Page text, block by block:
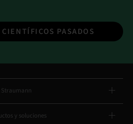
CIENTÍFICOS PASADOS
Straumann
y soluciones